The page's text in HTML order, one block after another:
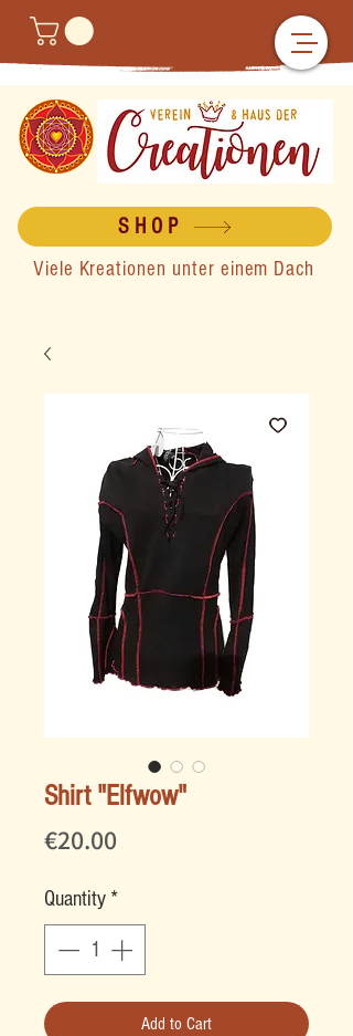
SHOP
Viele Kreationen unter einem Dach
Shirt "Elfwow"
€20.00
Quantity *
Add to Cart